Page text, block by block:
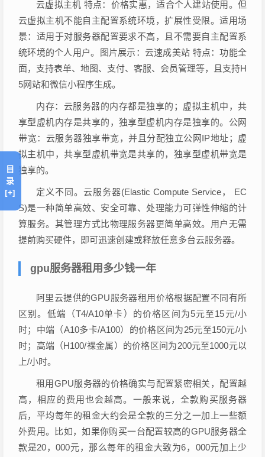
云虚拟主机 特点：价格实惠，适合个人建站使用。但
云虚拟主机不能自主配置系统环境，扩展性受限。适用场
景：适用于对服务器配置要求不高，且不需要自主配置系
统环境的个人用户。图片展示：云速成美站 特点：功能全
面，支持表单、地图、支付、客服、会员管理等，且支持H
5网站和微信小程序生成。
内存：云服务器的内存都是独享的；虚拟主机中，共
享型虚机内存是共享的，独享型虚机内存是独享的。公网
带宽：云服务器独享带宽，并且分配独立公网IP地址；虚
拟主机中，共享型虚机带宽是共享的，独享型虚机带宽是
独享的。
定义不同。云服务器(Elastic Compute Service， EC
S)是一种简单高效、安全可靠、处理能力可弹性伸缩的计
算服务。其管理方式比物理服务器更简单高效。用户无需
提前购买硬件，即可迅速创建或释放任意多台云服务器。
gpu服务器租用多少钱一年
阿里云提供的GPU服务器租用价格根据配置不同有所
区别。低端（T4/A10单卡）的价格区间为5元至15元/小
时；中端（A10多卡/A100）的价格区间为25元至150元/小
时；高端（H100/裸金属）的价格区间为200元至1000元以
上/小时。
租用GPU服务器的价格确实与配置紧密相关，配置越
高，相应的费用也会越高。一般来说，全款购买服务器
后，平均每年的租金大约会是全款的三分之一加上一些额
外费用。比如，如果你购买一台配置较高的GPU服务器全
款是20，000元，那么每年的租金大致为6，000元加上少
目
录
[+]